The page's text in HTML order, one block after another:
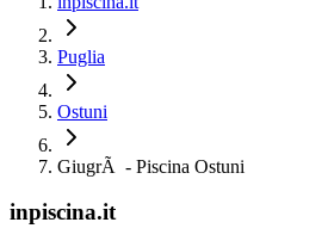
Puglia
Ostuni
GiugrÃ - Piscina Ostuni
inpiscina.it